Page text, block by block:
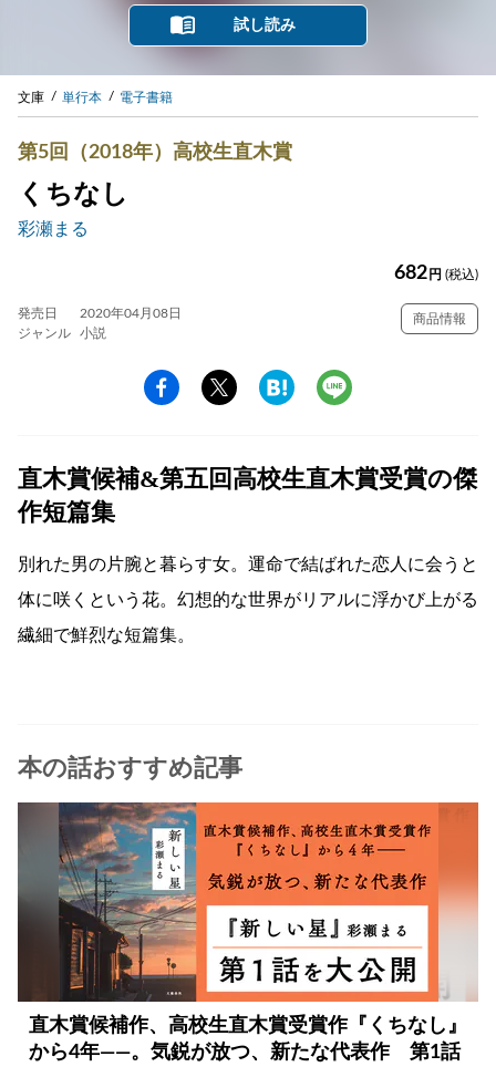
試し読み
文庫 単行本 電子書籍
第5回（2018年）高校生直木賞
くちなし
彩瀬まる
682 円 (税込)
発売日
2020年04月08日
ジャンル
小説
商品情報
直木賞候補&第五回高校生直木賞受賞の傑
作短篇集
別れた男の片腕と暮らす女。運命で結ばれた恋人に会うと
体に咲くという花。幻想的な世界がリアルに浮かび上がる
繊細で鮮烈な短篇集。
本の話おすすめ記事
直木賞候補作、高校生直木賞受賞作『くちなし』
から4年――。気鋭が放つ、新たな代表作 第1話